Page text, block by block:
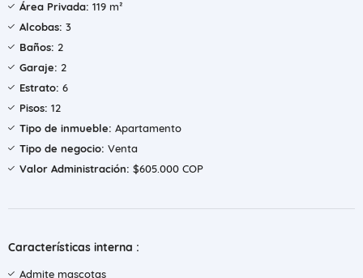
Área Privada: 119 m²
Alcobas: 3
Baños: 2
Garaje: 2
Estrato: 6
Pisos: 12
Tipo de inmueble: Apartamento
Tipo de negocio: Venta
Valor Administración: $605.000 COP
Características interna :
Admite mascotas